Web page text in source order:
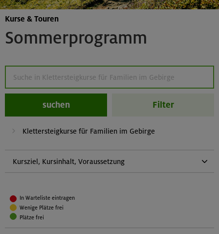
Sommerprogramm
Kurse & Touren
suchen Filter
Klettersteigkurse für Familien im Gebirge
Kursziel, Kursinhalt, Voraussetzung
Kindern leichte Klettersteige begehen können.
Kursinhalt:
Wir versuchen die Schwierigkeiten, das Gelände und das
In Warteliste eintragen
Wenige Plätze frei
Plätze frei